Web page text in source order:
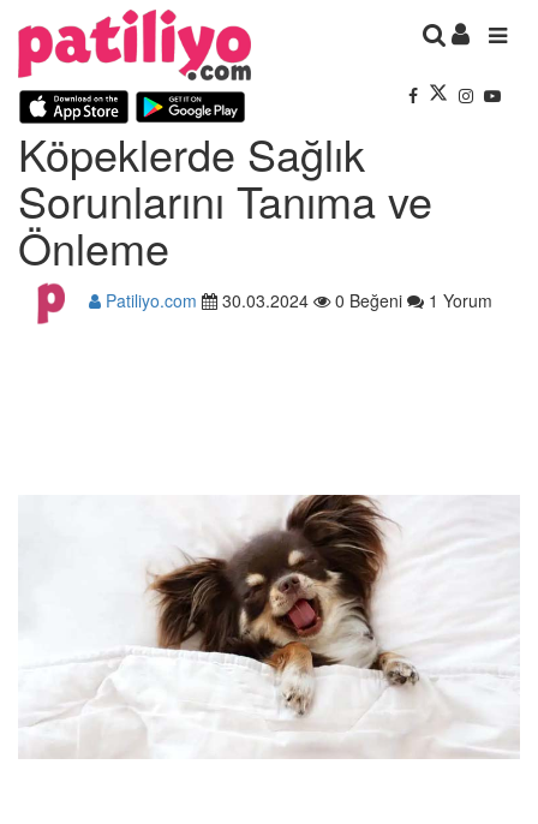
Köpeklerde Sağlık
Sorunlarını Tanıma ve
Önleme
Patiliyo.com 30.03.2024 0 Beğeni 1 Yorum